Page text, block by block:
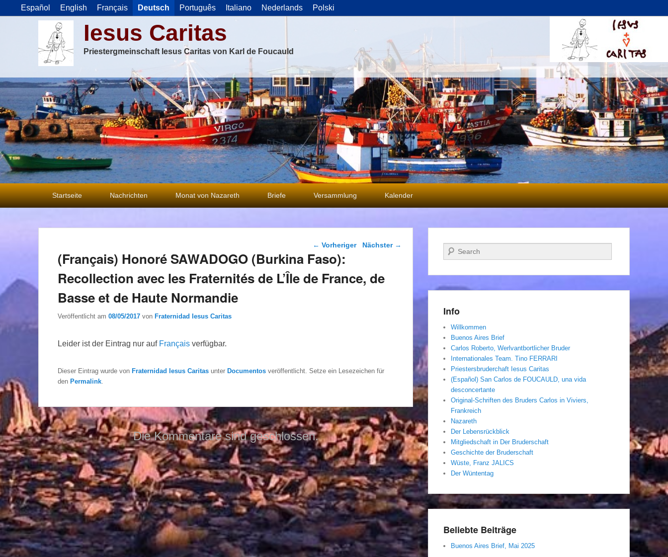
Español English Français Deutsch Português Italiano Nederlands Polski
Iesus Caritas
Priestergmeinschaft Iesus Caritas von Karl de Foucauld
Primäres
Menü
Startseite Nachrichten Monat von Nazareth Briefe Versammlung Kalender
Beitragsnavigation
← Vorheriger Nächster →
(Français) Honoré SAWADOGO (Burkina Faso):
Recollection avec les Fraternités de L’Île de France, de
Basse et de Haute Normandie
Veröffentlicht am 08/05/2017 von Fraternidad Iesus Caritas
Leider ist der Eintrag nur auf Français verfügbar.
Dieser Eintrag wurde von Fraternidad Iesus Caritas unter Documentos veröffentlicht. Setze ein Lesezeichen für
den Permalink
Die Kommentare sind geschlossen.
Suchen
Info
Willkommen
Buenos Aires Brief
Carlos Roberto, Werlvantbortlicher Bruder
Internationales Team. Tino FERRARI
Priestersbruderchaft Iesus Caritas
(Español) San Carlos de FOUCAULD, una vida
desconcertante
Original-Schriften des Bruders Carlos in Viviers,
Frankreich
Nazareth
Der Lebensrückblick
Mitgliedschaft in Der Bruderschaft
Geschichte der Bruderschaft
Wüste, Franz JALICS
Der Wüntentag
Beliebte Beiträge
Buenos Aires Brief, Mai 2025